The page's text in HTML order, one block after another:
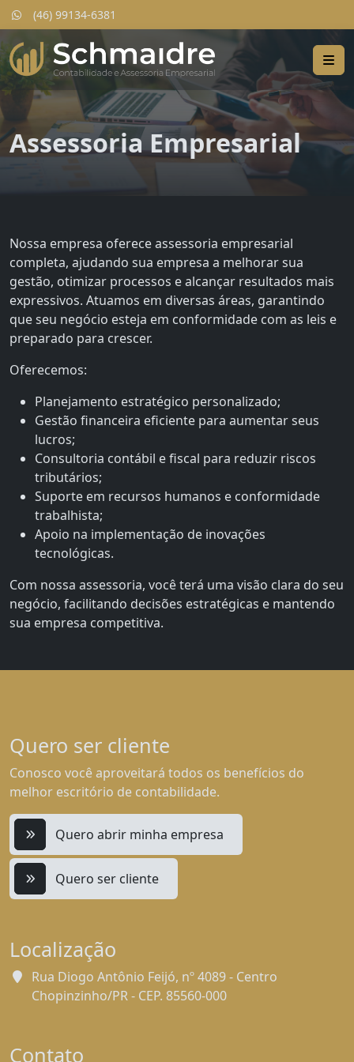
(46) 99134-6381
Assessoria Empresarial
Nossa empresa oferece assessoria empresarial
completa, ajudando sua empresa a melhorar sua
gestão, otimizar processos e alcançar resultados mais
expressivos. Atuamos em diversas áreas, garantindo
que seu negócio esteja em conformidade com as leis e
preparado para crescer.
Oferecemos:
Planejamento estratégico personalizado;
Gestão financeira eficiente para aumentar seus
lucros;
Consultoria contábil e fiscal para reduzir riscos
tributários;
Suporte em recursos humanos e conformidade
trabalhista;
Apoio na implementação de inovações
tecnológicas.
Com nossa assessoria, você terá uma visão clara do seu
negócio, facilitando decisões estratégicas e mantendo
sua empresa competitiva.
Quero ser cliente
Conosco você aproveitará todos os benefícios do
melhor escritório de contabilidade.
Quero abrir minha empresa
Quero ser cliente
Localização
Rua Diogo Antônio Feijó, nº 4089 - Centro
Chopinzinho/PR - CEP. 85560-000
Contato